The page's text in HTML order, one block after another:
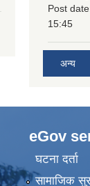
Post
15:45
अन्य
eGov
घटना दर्ता
सामाजिक